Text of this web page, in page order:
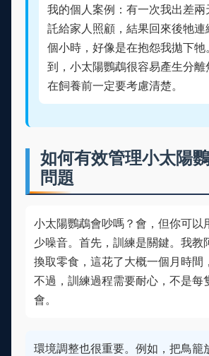
我的個人案例：有一次我出差兩
託給家人照顧，結果回來後牠連
個小時，好像是在抱怨我拋下牠
到，小太陽鸚鵡很容易產生分離
在飼養前一定要考慮清楚。
如何有效管理小太陽
問題
小太陽鸚鵡會吵嗎？會，但你可以
少噪音。首先，訓練是關鍵。我教
換取零食，這花了大概一個月時間
不過，訓練過程需要耐心，不是每
會。
環境調整也很重要。例如，把鳥籠